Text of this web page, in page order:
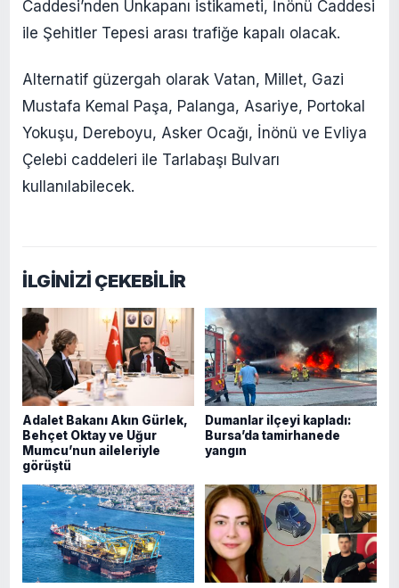
Caddesi’nden Unkapanı istikameti, İnönü Caddesi
ile Şehitler Tepesi arası trafiğe kapalı olacak.
Alternatif güzergah olarak Vatan, Millet, Gazi
Mustafa Kemal Paşa, Palanga, Asariye, Portokal
Yokuşu, Dereboyu, Asker Ocağı, İnönü ve Evliya
Çelebi caddeleri ile Tarlabaşı Bulvarı
kullanılabilecek.
İLGİNİZİ ÇEKEBİLİR
Adalet Bakanı Akın Gürlek,
Behçet Oktay ve Uğur
Mumcu’nun aileleriyle
görüştü
Dumanlar ilçeyi kapladı:
Bursa’da tamirhanede
yangın